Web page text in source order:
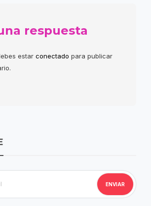
respuesta
estar conectado para publicar